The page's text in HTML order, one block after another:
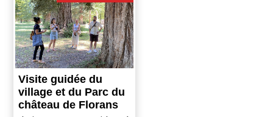
Visite guidée du
village et du Parc du
château de Florans